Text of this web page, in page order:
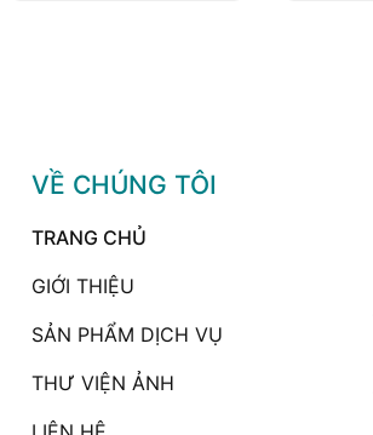
VỀ CHÚNG TÔI
TRANG CHỦ
GIỚI THIỆU
SẢN PHẨM DỊCH VỤ
THƯ VIỆN ẢNH